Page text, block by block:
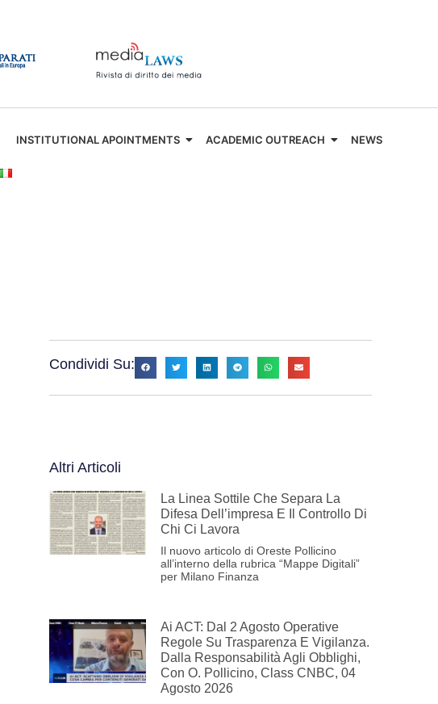
INSTITUTIONAL APOINTMENTS ACADEMIC OUTREACH NEWS
Condividi Su:
Altri Articoli
La Linea Sottile Che Separa La
Difesa Dell’impresa E Il Controllo Di
Chi Ci Lavora
Il nuovo articolo di Oreste Pollicino
all’interno della rubrica “Mappe Digitali”
per Milano Finanza
Ai ACT: Dal 2 Agosto Operative
Regole Su Trasparenza E Vigilanza.
Dalla Responsabilità Agli Obblighi,
Con O. Pollicino, Class CNBC, 04
Agosto 2026